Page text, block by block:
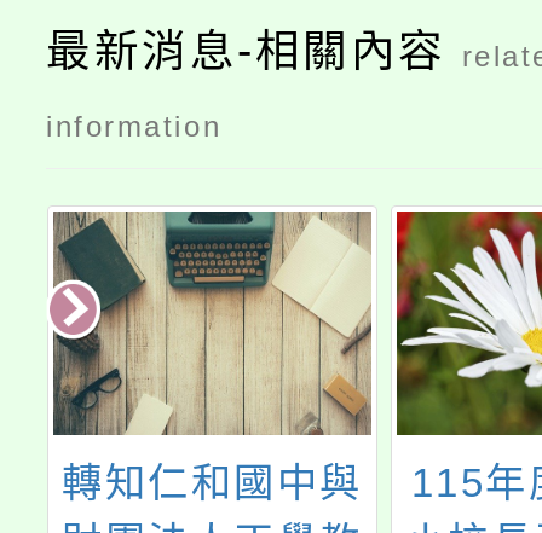
最新消息-相關內容
information
轉知仁和國中與
115年